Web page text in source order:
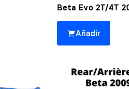
Beta Evo 2T/4T
Añadir